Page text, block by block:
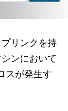
リンクを持
ンにおいて
スが発生す